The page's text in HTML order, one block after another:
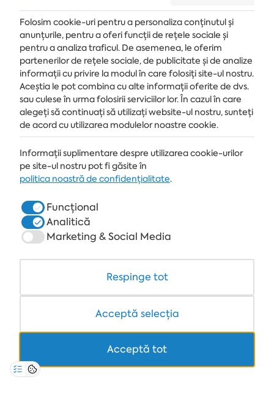
încerci din nou.
Primește ultimele știri și oferte livrate direct în căsuța de e-mail
MĂ ABONEZ
STAȚIUNE
ALBENA.BG
COWORKING
+359 700 12 110
Folosim cookie-uri pentru a personaliza conținutul și
anunțurile, pentru a oferi funcții de rețele sociale și
pentru a analiza traficul. De asemenea, le oferim
partenerilor de rețele sociale, de publicitate și de analize
informații cu privire la modul în care folosiți site-ul nostru.
Aceștia le pot combina cu alte informații oferite de dvs.
sau culese în urma folosirii serviciilor lor. În cazul în care
alegeți să continuați să utilizați website-ul nostru, sunteți
de acord cu utilizarea modulelor noastre cookie.
Informații suplimentare despre utilizarea cookie-urilor
pe site-ul nostru pot fi găsite în
politica noastră de confidențialitate.
Funcțional
Analitică
Marketing & Social Media
Respinge tot
Acceptă selecția
Acceptă tot